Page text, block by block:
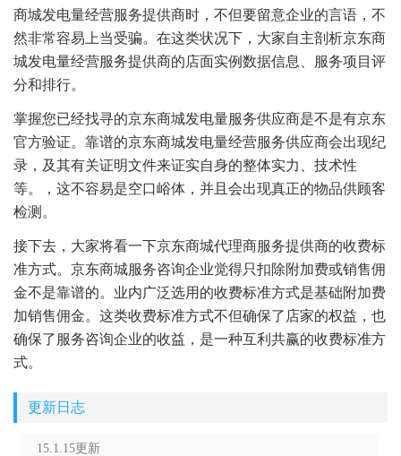
商城发电量经营服务提供商时，不但要留意企业的言语，不
然非常容易上当受骗。在这类状况下，大家自主剖析京东商
城发电量经营服务提供商的店面实例数据信息、服务项目评
分和排行。
掌握您已经找寻的京东商城发电量服务供应商是不是有京东
官方验证。靠谱的京东商城发电量经营服务供应商会出现纪
录，及其有关证明文件来证实自身的整体实力、技术性
等。，这不容易是空口峪体，并且会出现真正的物品供顾客
检测。
接下去，大家将看一下京东商城代理商服务提供商的收费标
准方式。京东商城服务咨询企业觉得只扣除附加费或销售佣
金不是靠谱的。业内广泛选用的收费标准方式是基础附加费
加销售佣金。这类收费标准方式不但确保了店家的权益，也
确保了服务咨询企业的收益，是一种互利共赢的收费标准方
式。
更新日志
15.1.15更新